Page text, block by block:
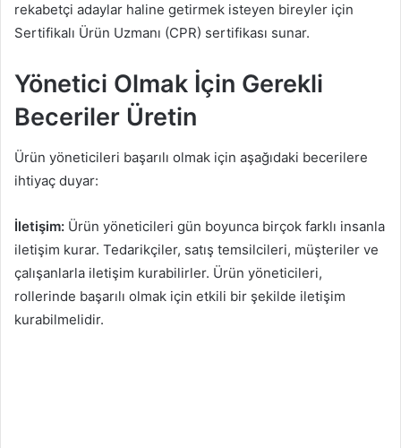
rekabetçi adaylar haline getirmek isteyen bireyler için
Sertifikalı Ürün Uzmanı (CPR) sertifikası sunar.
Yönetici Olmak İçin Gerekli
Beceriler Üretin
Ürün yöneticileri başarılı olmak için aşağıdaki becerilere
ihtiyaç duyar:
İletişim: Ürün yöneticileri gün boyunca birçok farklı insanla
iletişim kurar. Tedarikçiler, satış temsilcileri, müşteriler ve
çalışanlarla iletişim kurabilirler. Ürün yöneticileri,
rollerinde başarılı olmak için etkili bir şekilde iletişim
kurabilmelidir.